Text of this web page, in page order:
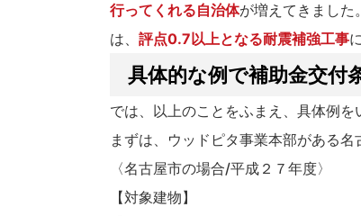
行ってくれる自治体が増えてきました
は、 評点0.7以上となる耐震補強工事
具体的な例で補助金交付
では、以上のことをふまえ、具体例を
まずは、ウッドピタ事業本部がある名
〈名古屋市の場合/平成２７年度〉
【対象建物】